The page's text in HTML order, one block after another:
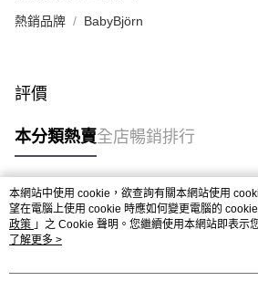
熱銷品牌 BabyBjörn
評價
本分類熱賣全店暢銷排行
熱門標籤
熱銷排行
本網站中使用 cookie，欲查詢有關本網站使用
望在電腦上使用 cookie 時應如何變更電腦的
政策 」之 Cookie 聲明。您繼續使用本網站即表示
條款之 Cookie 聲明使用 cookie。
了解更多 >